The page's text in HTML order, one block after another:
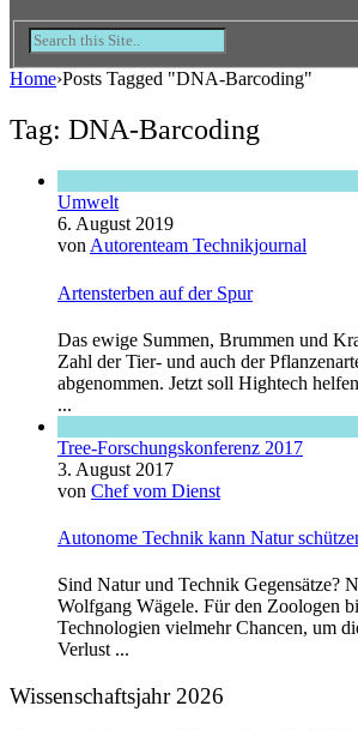
Home›Posts Tagged "DNA-Barcoding"
Tag: DNA-Barcoding
Umwelt
6. August 2019
von Autorenteam Technikjournal
Artensterben auf der Spur
Das ewige Summen, Brummen und
Zahl der Tier- und auch der
abgenommen. Jetzt soll Hightech
...
Tree-Forschungskonferenz 2017
3. August 2017
von Chef vom Dienst
Autonome Technik kann Natur
Sind Natur und Technik Gegensätze?
Wolfgang Wägele. Für den Zoologen
Technologien vielmehr Chancen, um
Verlust ...
Wissenschaftsjahr 2026